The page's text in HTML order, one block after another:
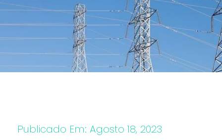
Publicado Em: Agosto 18, 2023